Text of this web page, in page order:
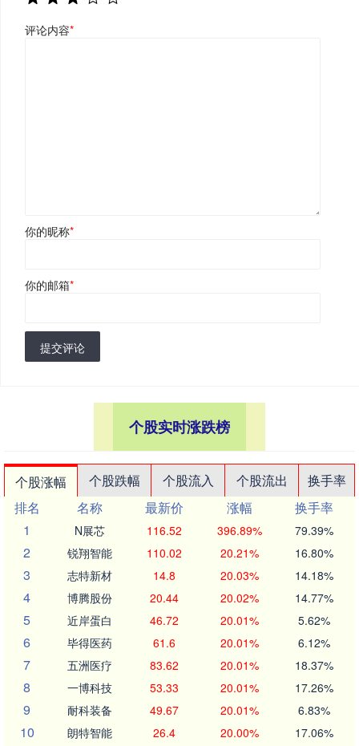
评论内容*
你的昵称*
你的邮箱*
提交评论
个股实时涨跌榜
个股涨幅 个股跌幅 个股流入 个股流出
换手率
排名
名称 最新价 涨幅
换手率
1
N展芯 116.52 396.89% 79.39%
2 锐翔智能 110.02 20.21% 16.80%
3 志特新材 14.8 20.03% 14.18%
4 博腾股份 20.44 20.02% 14.77%
5 近岸蛋白 46.72 20.01% 5.62%
6 毕得医药 61.6 20.01% 6.12%
7 五洲医疗 83.62 20.01% 18.37%
8 一博科技 53.33 20.01% 17.26%
9 耐科装备 49.67 20.01% 6.83%
10 朗特智能 26.4 20.00% 17.06%